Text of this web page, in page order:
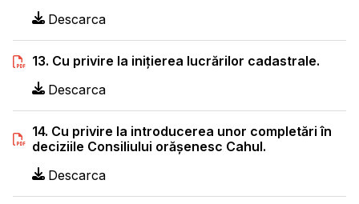
Descarca
13. Cu privire la iniţierea lucrărilor cadastrale.
Descarca
14. Cu privire la introducerea unor completări în
deciziile Consiliului orăşenesc Cahul.
Descarca